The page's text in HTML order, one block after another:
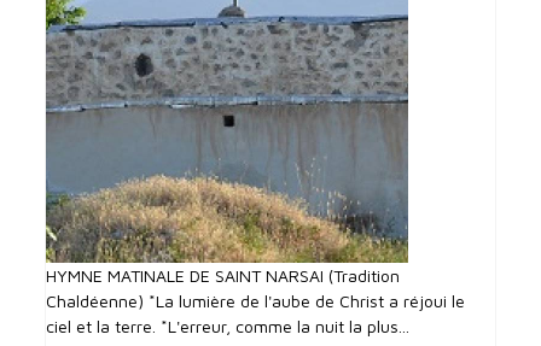
HYMNE MATINALE DE SAINT NARSAI (Tradition
Chaldéenne) *La lumière de l'aube de Christ a réjoui le
ciel et la terre. *L'erreur, comme la nuit la plus...